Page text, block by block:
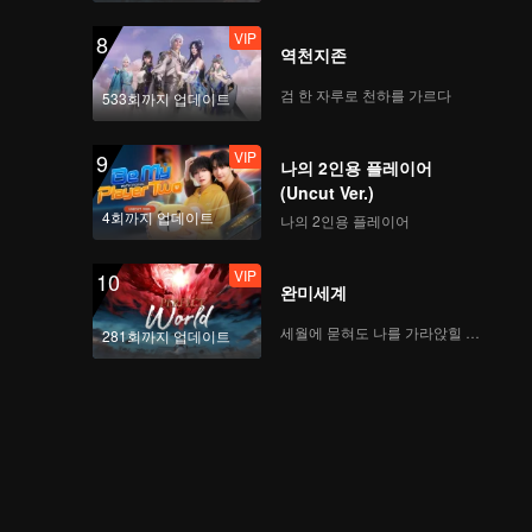
VIP
True Love(Moving
Ver.)
VIP Firework(Moving Ver.)
VIP Mic Drop(Still Ver.)
8
533회까지 업데이트
VIP
역천지존
검 한 자루로 천하를 가르다
9
4회까지 업데이트
VIP
나의 2인용 플레이어
(Uncut Ver.)
나의 2인용 플레이어
10
281회까지 업데이트
VIP
완미세계